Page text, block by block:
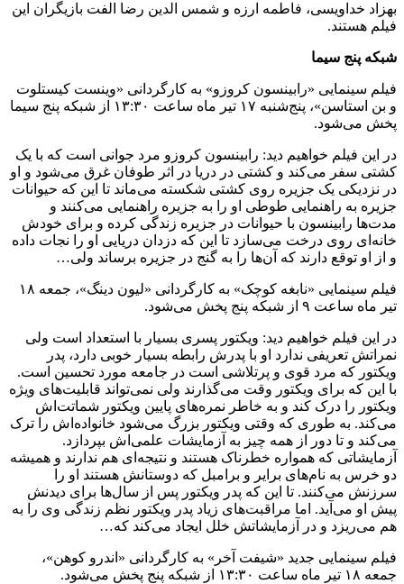
بهزاد خداویسی، فاطمه ارزه و شمس الدین رضا الفت بازیگران این
فیلم هستند.
شبکه پنج سیما
فیلم سینمایی «رابینسون کروزو» به کارگردانی «وینست کیستلوت
و بن استاسن»، پنج‌شنبه ۱۷ تیر ماه ساعت ۱۳:۳۰ از شبکه پنج سیما
پخش می‌شود.
در این فیلم خواهیم دید: رابینسون کروزو مرد جوانی است که با یک
کشتی سفر می‌کند و کشتی در دریا در اثر طوفان غرق می‌شود و او
در نزدیکی یک جزیره روی کشتی شکسته می‌ماند تا این که حیوانات
جزیره به راهنمایی طوطی او را به جزیره راهنمایی می‌کنند و
مدت‌ها رابینسون با حیوانات در جزیره زندگی کرده و برای خودش
خانه‌ای روی درخت می‌سازد تا این که دزدان دریایی او را نجات داده
و از او توقع دارند که آن‌ها را به گنج در جزیره برساند ولی…
فیلم سینمایی «نابغه کوچک» به کارگردانی «لیون دینگ»، جمعه ۱۸
تیر ماه ساعت ۹ از شبکه پنج پخش می‌شود.
در این فیلم خواهیم دید: ویکتور پسری بسیار با استعداد است ولی
نمراتش تعریفی ندارد او با پدرش رابطه بسیار خوبی دارد، پدر
ویکتور که مرد قوی و پرتلاشی است در جامعه مورد تحسین است.
با این که برای ویکتور وقت می‌گذارند ولی نمی‌تواند قابلیت‌های ویژه
ویکتور را درک کند و به خاطر نمره‌های پایین ویکتور شماتت‌اش
می‌کند. به طوری که وقتی ویکتور بزرگ می‌شود خانواده‌اش را ترک
می‌کند و تا دور از همه چیز به آزمایشات علمی‌اش بپردازد.
آزمایشاتی که همواره خطرناک هستند و نتیجه‌ای هم ندارند و همیشه
دو خرس به نام‌های برایر و برامبل که دوستانش هستند او را
سرزنش می‌کنند. تا این که پدر ویکتور پس از سال‌ها برای دیدنش
پیش او می‌آید. اما مراقبت‌های زیاد پدر ویکتور نظم زندگی وی را به
هم می‌ریزد و در آزمایشاتش خلل ایجاد می‌کند که…
فیلم سینمایی جدید «شیفت آخر» به کارگردانی «اندرو کوهن»،
جمعه ۱۸ تیر ماه ساعت ۱۳:۳۰ از شبکه پنج پخش می‌شود.